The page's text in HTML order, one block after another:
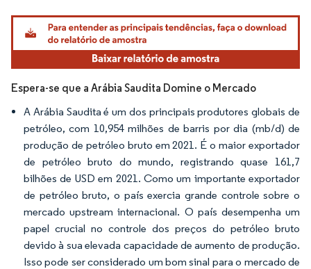
Imagem © Mordor Intelligence. O reuso requer atribuição conforme CC BY 4.0.
Espera-se que a Arábia Saudita Domine o Mercado
A Arábia Saudita é um dos principais produtores globais de
petróleo, com 10,954 milhões de barris por dia (mb/d) de
produção de petróleo bruto em 2021. É o maior exportador
de petróleo bruto do mundo, registrando quase 161,7
bilhões de USD em 2021. Como um importante exportador
de petróleo bruto, o país exercia grande controle sobre o
mercado upstream internacional. O país desempenha um
papel crucial no controle dos preços do petróleo bruto
devido à sua elevada capacidade de aumento de produção.
Isso pode ser considerado um bom sinal para o mercado de